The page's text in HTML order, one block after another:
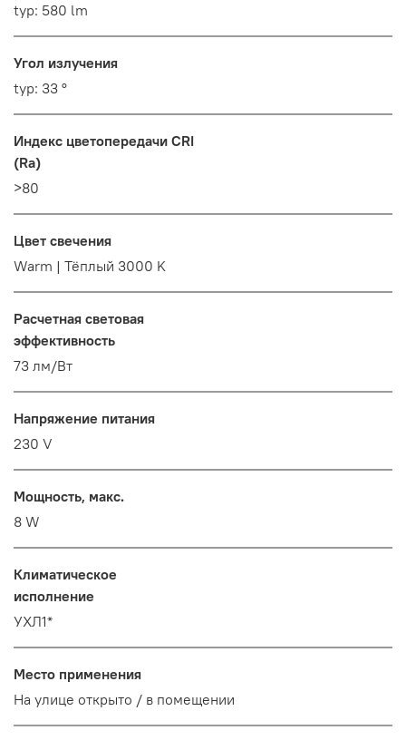
typ: 580 lm
Угол излучения
typ: 33 °
Индекс цветопередачи CRI
(Ra)
>80
Цвет свечения
Warm | Тёплый 3000 K
Расчетная световая
эффективность
73 лм/Вт
Напряжение питания
230 V
Мощность, макс.
8 W
Климатическое
исполнение
УХЛ1*
Место применения
На улице открыто / в помещении